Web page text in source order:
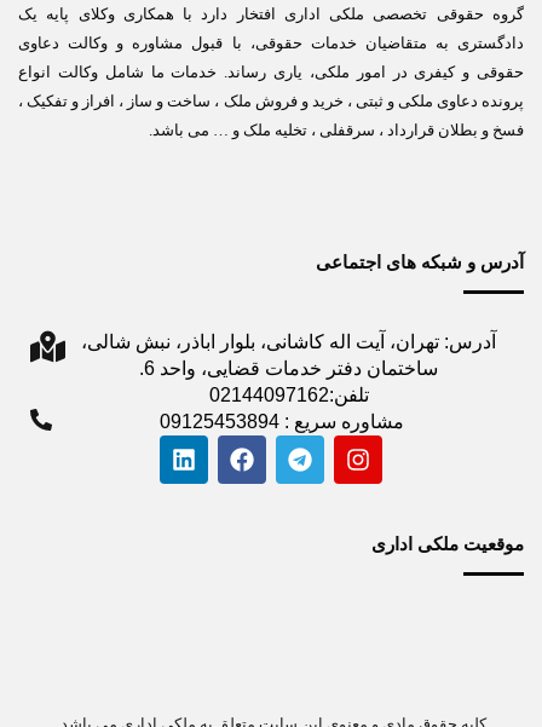
گروه حقوقی تخصصی ملکی اداری افتخار دارد با همکاری وکلای پایه یک
دادگستری به متقاضیان خدمات حقوقی، با قبول مشاوره و وکالت دعاوی
حقوقی و کیفری در امور ملکی، یاری رساند. خدمات ما شامل وکالت انواع
پرونده دعاوی ملکی و ثبتی ، خرید و فروش ملک ، ساخت و ساز ، افراز و تفکیک ،
فسخ و بطلان قرارداد ، سرقفلی ، تخلیه ملک و … می باشد.
آدرس و شبکه های اجتماعی
آدرس: تهران، آیت اله کاشانی، بلوار اباذر، نبش شالی،
ساختمان دفتر خدمات قضایی، واحد 6.
تلفن:02144097162
مشاوره سریع : 09125453894
موقعیت ملکی اداری